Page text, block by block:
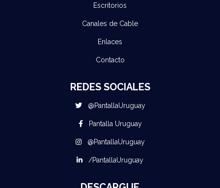
Escritorios
Canales de Cable
Enlaces
Contacto
REDES SOCIALES
@PantallaUruguay
Pantalla Uruguay
@PantallaUruguay
/PantallaUruguay